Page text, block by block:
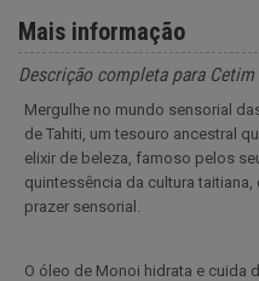
Mais informação
Descrição completa para
Mergulhe no mundo sensorial
de Tahiti, um tesouro ancestral
elixir de beleza, famoso pelos
quintessência da cultura
prazer sensorial.
O óleo de Monoi hidrata e cuida